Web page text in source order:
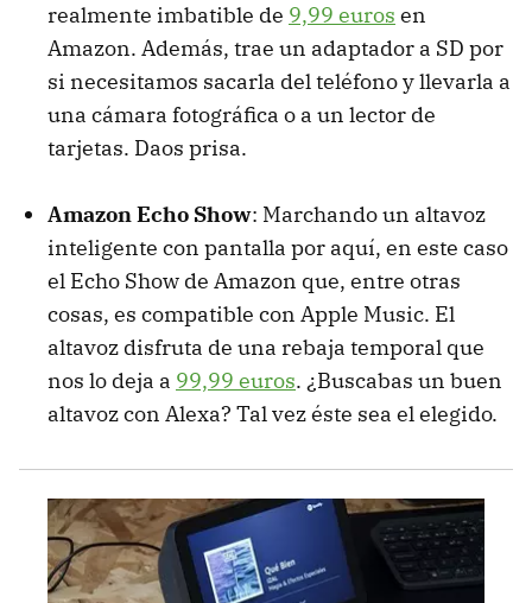
realmente imbatible de 9,99 euros en
Amazon. Además, trae un adaptador a SD por
si necesitamos sacarla del teléfono y llevarla a
una cámara fotográfica o a un lector de
tarjetas. Daos prisa.
Amazon Echo Show: Marchando un altavoz
inteligente con pantalla por aquí, en este caso
el Echo Show de Amazon que, entre otras
cosas, es compatible con Apple Music. El
altavoz disfruta de una rebaja temporal que
nos lo deja a 99,99 euros. ¿Buscabas un buen
altavoz con Alexa? Tal vez éste sea el elegido.